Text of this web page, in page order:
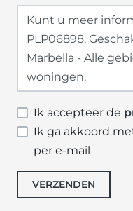
Ik accepteer de
Ik ga akkoord
per e-mail
VERZENDEN